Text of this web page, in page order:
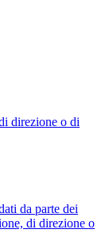
direzione o di
da parte dei
di direzione o